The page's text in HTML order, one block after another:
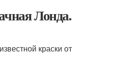
Лонда.
краски от